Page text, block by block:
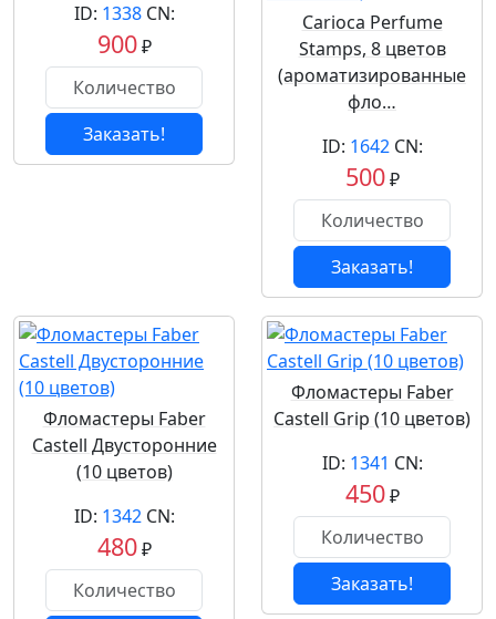
ID: 1338CN:
900₽
Заказать!
Carioca Perfume
Stamps, 8 цветов
(ароматизированные
фло…
ID: 1642CN:
500₽
Заказать!
Фломастеры Faber
Castell Двусторонние
(10 цветов)
ID: 1342CN:
480₽
Фломастеры Faber
Castell Grip (10 цветов)
ID: 1341 CN:
450₽
Заказать!